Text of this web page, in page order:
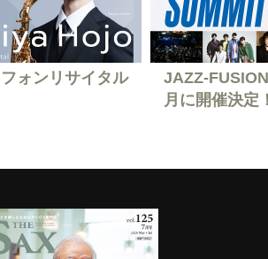
ォンリサイタル
JAZZ-
月に開催決定